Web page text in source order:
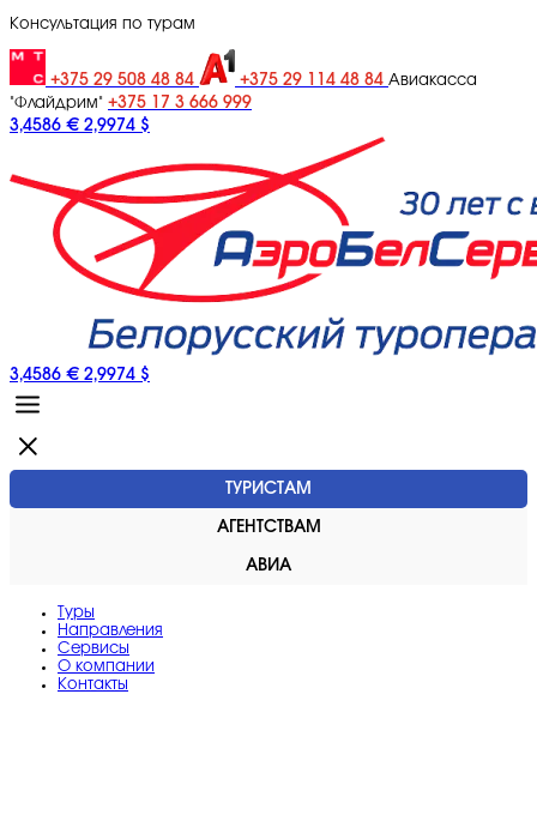
Консультация по турам
+375 29 508 48 84 +375 29 114 48 84 Авиакасса
"Флайдрим" +375 17 3 666 999
3,4586 € 2,9974 $
3,4586 € 2,9974 $
ТУРИСТАМ
АГЕНТСТВАМ
АВИА
Туры
Направления
Сервисы
O компании
Контакты